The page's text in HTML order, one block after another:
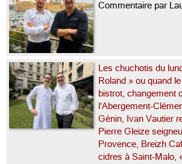
Commentaire par
Les chuchotis du
Roland » ou quand
bistrot, changement
l’Abergement-
Génin, Ivan Vautier
Pierre Gleize
Provence, Breizh
cidres à Saint-Malo,